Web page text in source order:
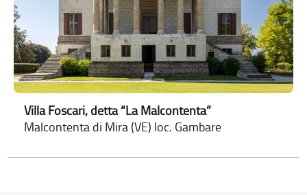
Villa Foscari, detta “La Malcontenta”
Malcontenta di Mira (VE) loc. Gambare